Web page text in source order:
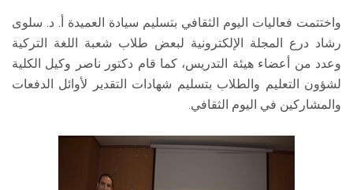
واختتمت فعاليات اليوم الثقافي بتسليم سيادة العميدة أ. د. سلوى
رشاد درع المجلة الإلكترونية لبعض طلاب شعبة اللغة التركية
وعدد من أعضاء هيئة التدريس، كما قام دكتور ناصر وكيل الكلية
لشؤون التعليم والطلاب بتسليم شهادات التقدير لأوائل الدفعات
والمشاركين في اليوم الثقافي.